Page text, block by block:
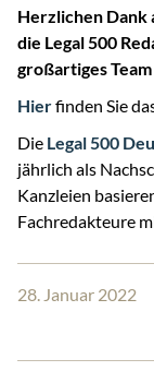
Herzlichen Dank
die Legal 500
großartiges
Hierfinden Sie
Die Legal 500
jährlich als
Kanzleien
Fachredakteure
28. Januar 2022